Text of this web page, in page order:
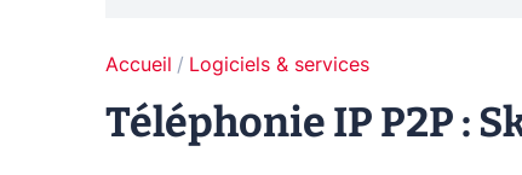
Accueil Logiciels & services
Téléphonie IP P2P :